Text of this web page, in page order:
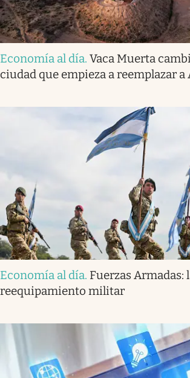
Economía al día. Vaca Muerta
ciudad que empieza a reemplazar a
Economía al día. Fuerzas Armadas:
reequipamiento militar